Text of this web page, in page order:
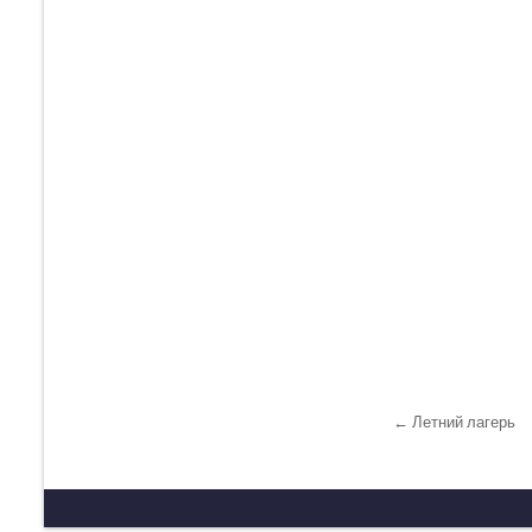
← Летний лагерь